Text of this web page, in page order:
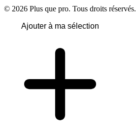
© 2026 Plus que pro. Tous droits réservés.
Ajouter à ma sélection